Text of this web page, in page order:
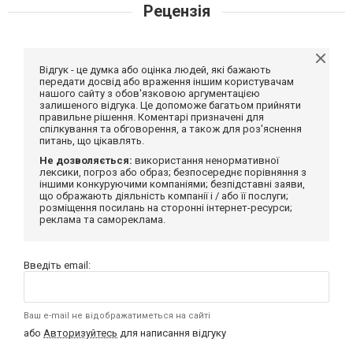
Рецензія
Відгук - це думка або оцінка людей, які бажають
передати досвід або враження іншим користувачам
нашого сайту з обов'язковою аргументацією
залишеного відгука. Це допоможе багатьом прийняти
правильне рішення. Коментарі призначені для
спілкування та обговорення, а також для роз'яснення
питань, що цікавлять.
Не дозволяється: використання ненормативної
лексики, погроз або образ; безпосереднє порівняння з
іншими конкуруючими компаніями; безпідставні заяви,
що ображають діяльність компанії і / або її послуги;
розміщення посилань на сторонні інтернет-ресурси;
реклама та самореклама.
Введіть email:
Ваш e-mail не відображатиметься на сайті
або Авторизуйтесь для написання відгуку